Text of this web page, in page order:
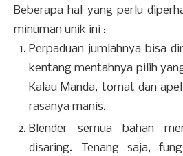
Beberapa hal yang perlu
minuman unik ini :
Perpaduan jumlahnya bisa
kentang mentahnya pilih
Kalau Manda, tomat dan
rasanya manis.
Blender semua bahan
disaring. Tenang saja,